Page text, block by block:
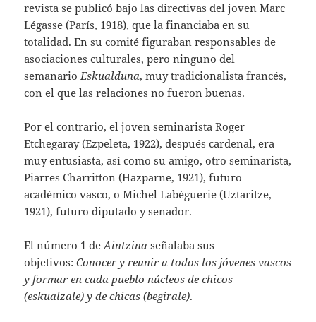
revista se publicó bajo las directivas del joven Marc
Légasse (París, 1918), que la financiaba en su
totalidad. En su comité figuraban responsables de
asociaciones culturales, pero ninguno del
semanarioEskualduna, muy tradicionalista francés,
con el que las relaciones no fueron buenas.
Por el contrario, el joven seminarista Roger
Etchegaray (Ezpeleta, 1922), después cardenal, era
muy entusiasta, así como su amigo, otro seminarista,
Piarres Charritton (Hazparne, 1921), futuro
académico vasco, o Michel Labèguerie (Uztaritze,
1921), futuro diputado y senador.
El número 1 deAintzina señalaba sus
objetivos:Conocer y reunir a todos los jóvenes vascos
y formar en cada pueblo núcleos de chicos
(eskualzale) y de chicas (begirale).